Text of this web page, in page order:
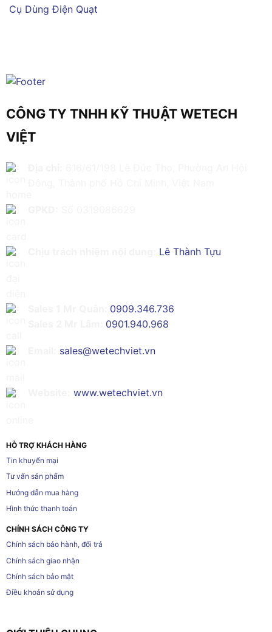
Cụ Dùng Điện Quạt
CÔNG TY TNHH KỸ THUẬT WETECH
VIỆT
Lê Thành Tựu
0909.346.736
0901.940.968
sales@wetechviet.vn
www.wetechviet.vn
HỖ TRỢ KHÁCH HÀNG
Tin khuyến mại
Tư vấn sản phẩm
Hướng dẫn mua hàng
Hình thức thanh toán
CHÍNH SÁCH CÔNG TY
Chính sách bảo hành, đổi trả
Chính sách giao nhận
Chính sách bảo mật
Điều khoản sử dụng